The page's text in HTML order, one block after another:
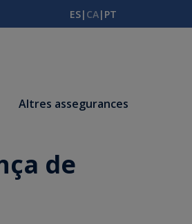
ES| CA| PT
Altres assegurances
de